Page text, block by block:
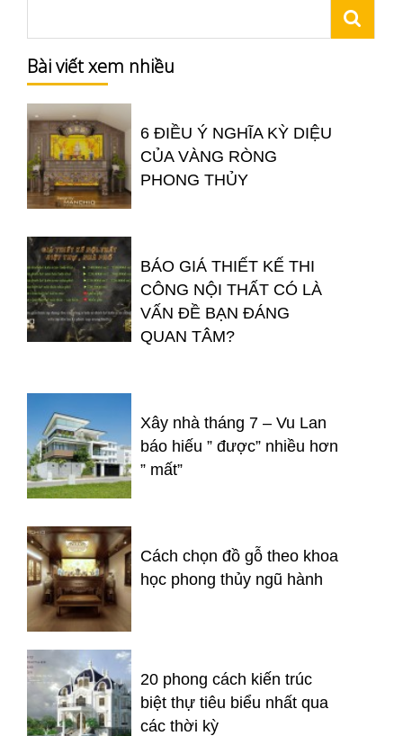
Bài viết xem nhiều
6 ĐIỀU Ý NGHĨA KỲ DIỆU
CỦA VÀNG RÒNG
PHONG THỦY
BÁO GIÁ THIẾT KẾ THI
CÔNG NỘI THẤT CÓ LÀ
VẤN ĐỀ BẠN ĐÁNG
QUAN TÂM?
Xây nhà tháng 7 – Vu Lan
báo hiếu ” được” nhiều hơn
” mất”
Cách chọn đồ gỗ theo khoa
học phong thủy ngũ hành
20 phong cách kiến trúc
biệt thự tiêu biểu nhất qua
các thời kỳ